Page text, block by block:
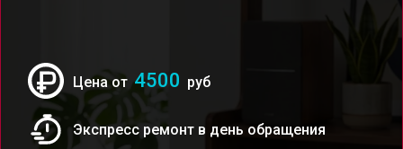
Цена от 4500 руб
Экспресс ремонт в день обращения